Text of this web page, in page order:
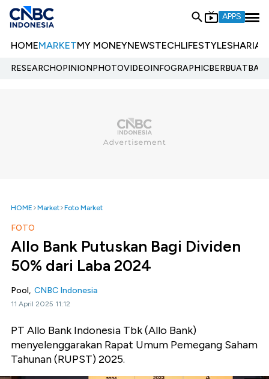
APPS
HOMEMARKETMY MONEYNEWSTECHLIFESTYLESHARIA
RESEARCHOPINIONPHOTOVIDEOINFOGRAPHIC
HOME Market Foto Market
FOTO
Allo Bank Putuskan Bagi Dividen
50% dari Laba 2024
Pool, CNBC Indonesia
11 April 2025 11:12
PT Allo Bank Indonesia Tbk (Allo Bank)
menyelenggarakan Rapat Umum Pemegang Saham
Tahunan (RUPST) 2025.